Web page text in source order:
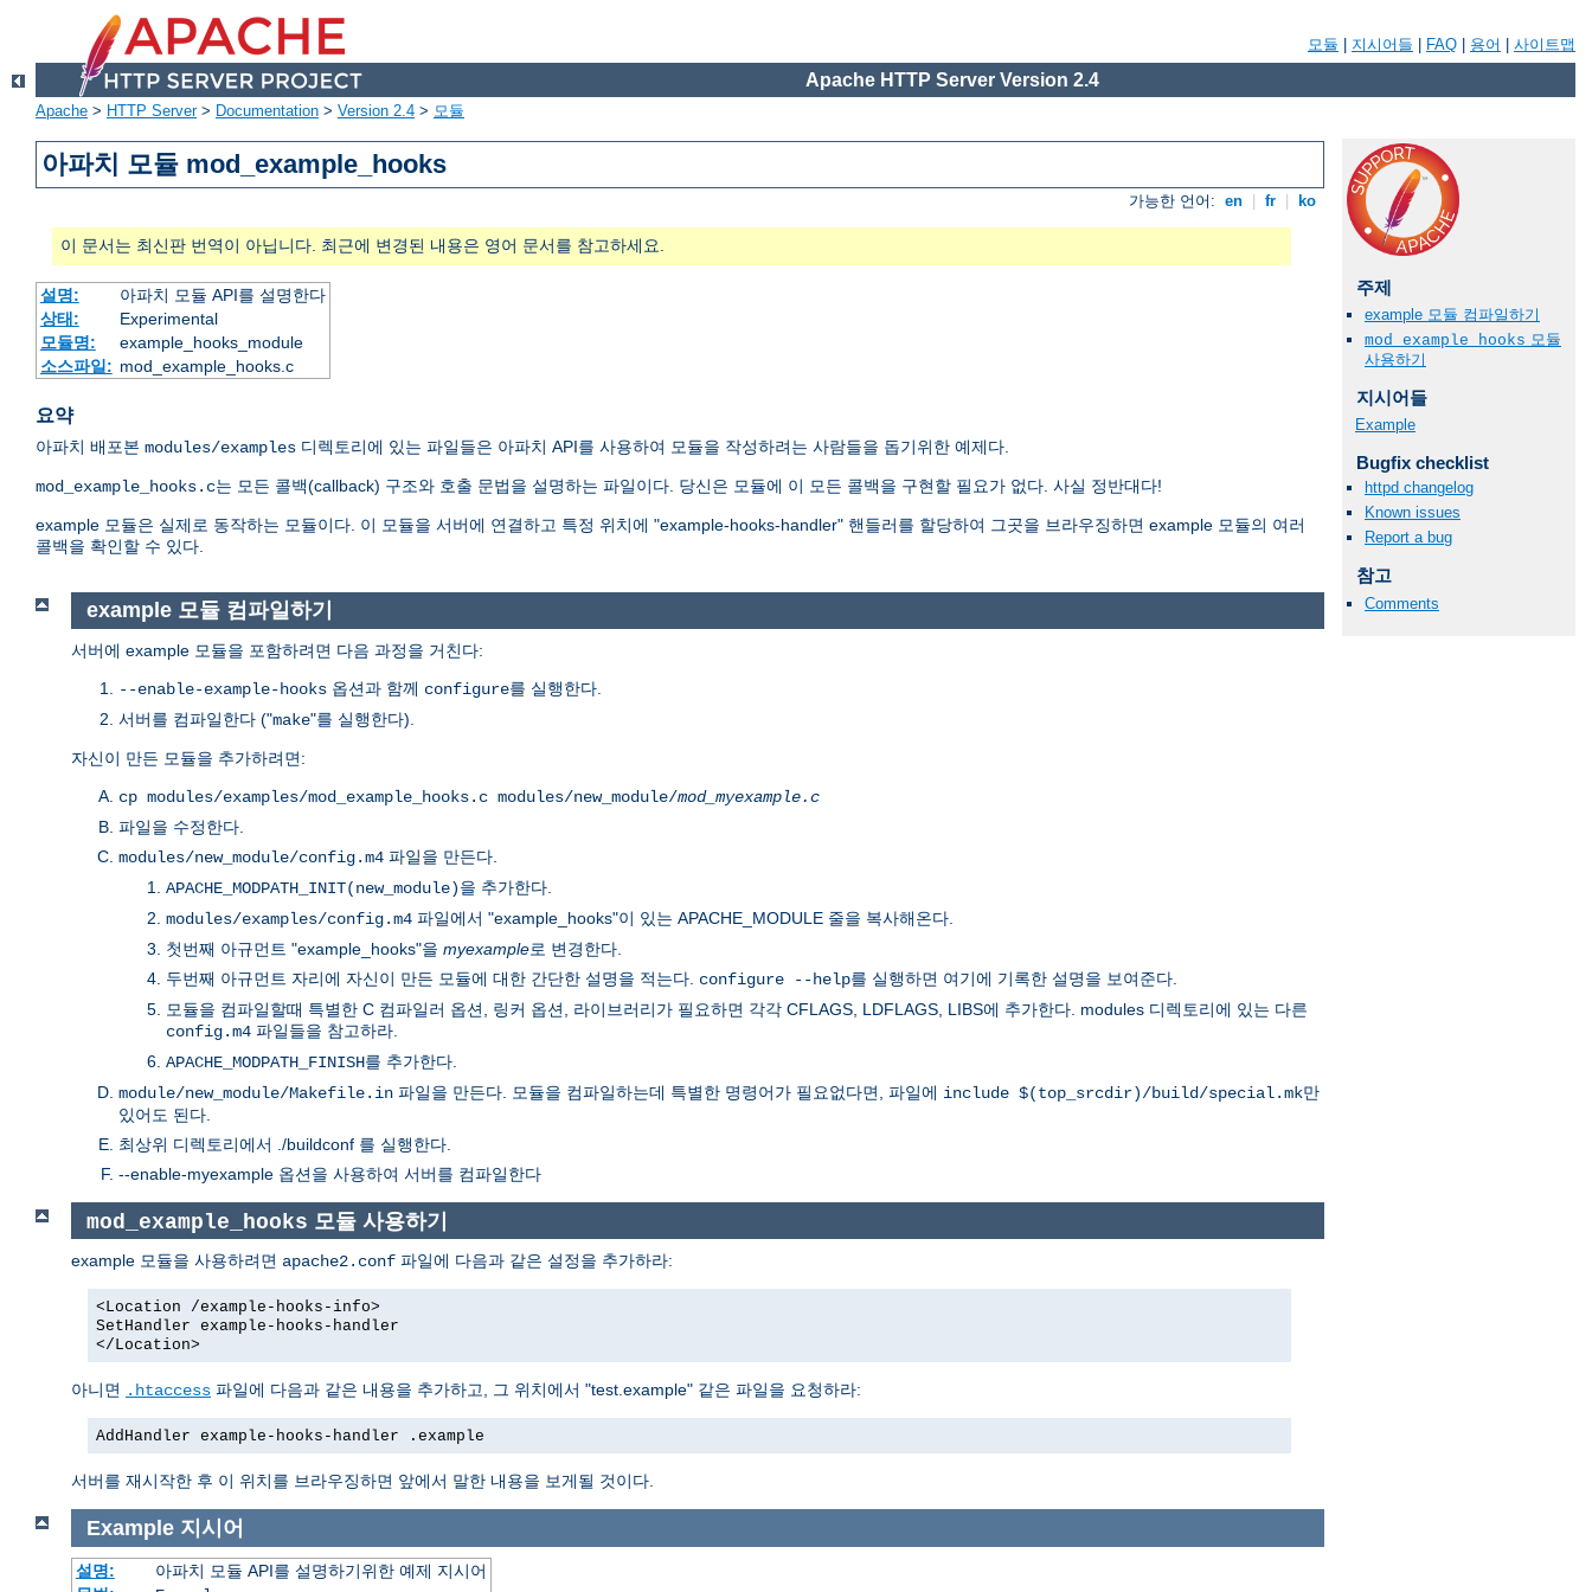
모듈 지시어들 FAQ 용어 사이트맵
Apache HTTP Server Version 2.4
Apache > HTTP Server> Documentation > Version 2.4 > 모듈
아파치 모듈 mod_example_hooks
가능한 언어: en fr ko
이 문서는 최신판 번역이 아닙니다. 최근에 변경된 내용은 영어 문서를 참고하세요.
설명:
아파치 모듈 API를 설명한다
상태:
Experimental
모듈명:
example_hooks_module
소스파일: mod_example_hooks.c
요약
아파치 배포본 modules/examples 디렉토리에 있는 파일들은 아파치 API를 사용하여 모듈을 작성하려는 사람들을 돕기위한 예제다.
mod_example_hooks.c는 모든 콜백(callback) 구조와 호출 문법을 설명하는 파일이다. 당신은 모듈에 이 모든 콜백을 구현할 필요가 없다. 사실 정반대다!
example 모듈은 실제로 동작하는 모듈이다. 이 모듈을 서버에 연결하고 특정 위치에 "example-hooks-handler" 핸들러를 할당하여 그곳을 브라우징하면 example 모듈의 여러
콜백을 확인할 수 있다.
주제
example 모듈 컴파일하기
mod_example_hooks 모듈
사용하기
지시어들
Example
Bugfix checklist
httpd changelog
Known issues
Report a bug
참고
Comments
example 모듈 컴파일하기
서버에 example 모듈을 포함하려면 다음 과정을 거친다:
--enable-example-hooks 옵션과 함께 configure를 실행한다.
서버를 컴파일한다 ("make"를 실행한다).
자신이 만든 모듈을 추가하려면:
cp modules/examples/mod_example_hooks.c modules/new_module/mod_myexample.c
파일을 수정한다.
modules/new_module/config.m4 파일을 만든다.
APACHE_MODPATH_INIT(new_module)을 추가한다.
modules/examples/config.m4 파일에서 "example_hooks"이 있는 APACHE_MODULE 줄을 복사해온다.
첫번째 아규먼트 "example_hooks"을 myexample로 변경한다.
두번째 아규먼트 자리에 자신이 만든 모듈에 대한 간단한 설명을 적는다. configure --help를 실행하면 여기에 기록한 설명을 보여준다.
모듈을 컴파일할때 특별한 C 컴파일러 옵션, 링커 옵션, 라이브러리가 필요하면 각각 CFLAGS, LDFLAGS, LIBS에 추가한다. modules 디렉토리에 있는 다른
config.m4 파일들을 참고하라.
APACHE_MODPATH_FINISH를 추가한다.
module/new_module/Makefile.in 파일을 만든다. 모듈을 컴파일하는데 특별한 명령어가 필요없다면, 파일에 include $(top_srcdir)/build/special.mk만
있어도 된다.
최상위 디렉토리에서 ./buildconf 를 실행한다.
--enable-myexample 옵션을 사용하여 서버를 컴파일한다
mod_example_hooks 모듈 사용하기
example 모듈을 사용하려면 apache2.conf 파일에 다음과 같은 설정을 추가하라:
<Location /example-hooks-info>
SetHandler example-hooks-handler
</Location>
아니면 .htaccess 파일에 다음과 같은 내용을 추가하고, 그 위치에서 "test.example" 같은 파일을 요청하라:
AddHandler example-hooks-handler .example
서버를 재시작한 후 이 위치를 브라우징하면 앞에서 말한 내용을 보게될 것이다.
Example 지시어
설명:
아파치 모듈 API를 설명하기위한 예제 지시어